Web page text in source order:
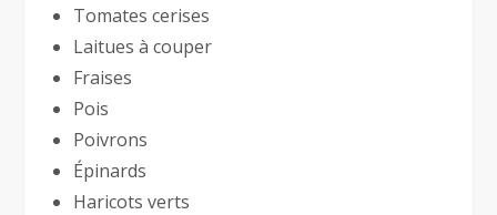
Tomates cerises
Laitues à couper
Fraises
Pois
Poivrons
Épinards
Haricots verts